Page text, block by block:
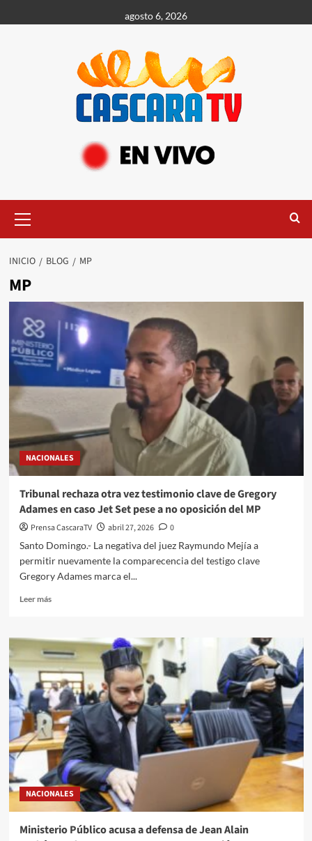
agosto 6, 2026
INICIO BLOG MP
MP
NACIONALES
Tribunal rechaza otra vez testimonio clave de Gregory
Adames en caso Jet Set pese a no oposición del MP
Prensa CascaraTV abril 27, 2026
0
Santo Domingo.- La negativa del juez Raymundo Mejía a
permitir nuevamente la comparecencia del testigo clave
Gregory Adames marca el...
Leer más
NACIONALES
Ministerio Público acusa a defensa de Jean Alain